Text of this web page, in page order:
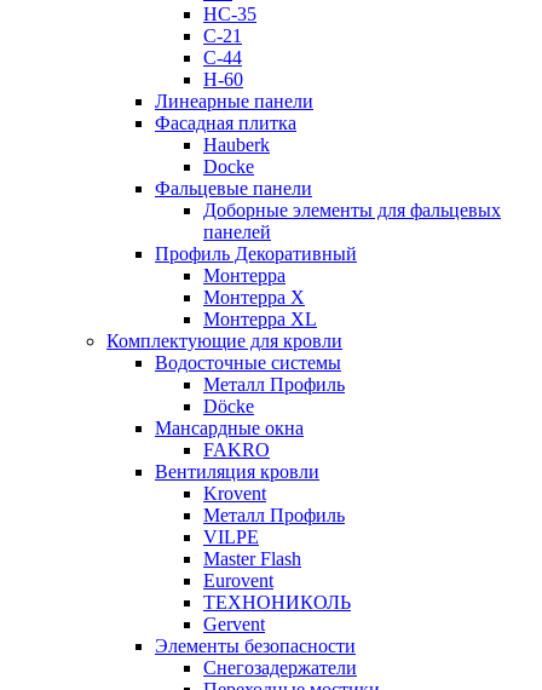
НС-35
С-21
С-44
Н-60
Линеарные панели
Фасадная плитка
Hauberk
Docke
Фальцевые панели
Доборные элементы для фальцевых
панелей
Профиль Декоративный
Монтерра
Монтерра X
Монтерра XL
Комплектующие для кровли
Водосточные системы
Металл Профиль
Döcke
Мансардные окна
FAKRO
Вентиляция кровли
Krovent
Металл Профиль
VILPE
Master Flash
Eurovent
ТЕХНОНИКОЛЬ
Gervent
Элементы безопасности
Снегозадержатели